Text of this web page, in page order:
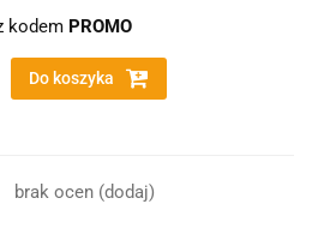
kodem PROMO
Do koszyka
brak ocen (dodaj)